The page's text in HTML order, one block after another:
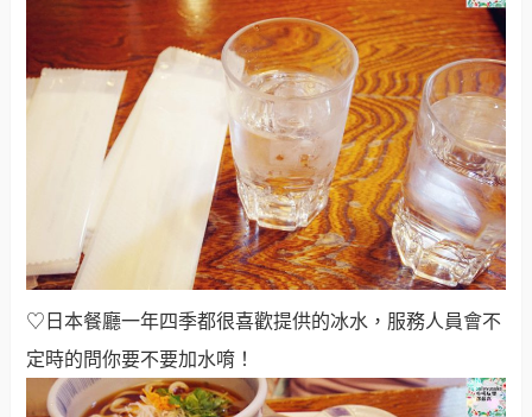
♡日本餐廳一年四季都很喜歡提供的冰水，服務人員會不
定時的問你要不要加水唷！